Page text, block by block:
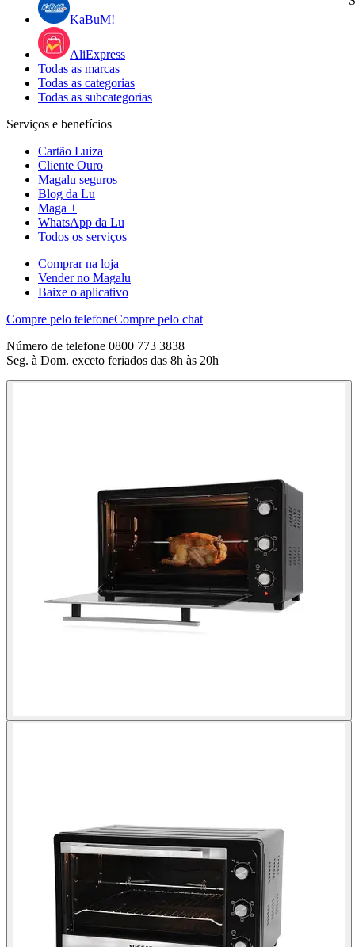
KaBuM!
AliExpress
Todas as marcas
Todas as categorias
Todas as subcategorias
Serviços e benefícios
Cartão Luiza
Cliente Ouro
Magalu seguros
Blog da Lu
Maga +
WhatsApp da Lu
Todos os serviços
Comprar na loja
Vender no Magalu
Baixe o aplicativo
Compre pelo telefoneCompre pelo chat
Número de telefone 0800 773 3838
Seg. à Dom. exceto feriados das 8h às 20h